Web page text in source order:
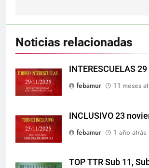
Noticias relacionadas
INTERESCUELAS
febamur
11 meses
INCLUSIVO 23
febamur
1 año atrás
TOP TTR Sub 11,